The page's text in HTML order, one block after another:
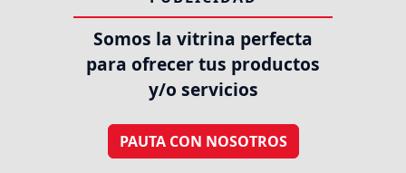
Somos la vitrina perfecta
para ofrecer tus productos
y/o servicios
PAUTA CON NOSOTROS